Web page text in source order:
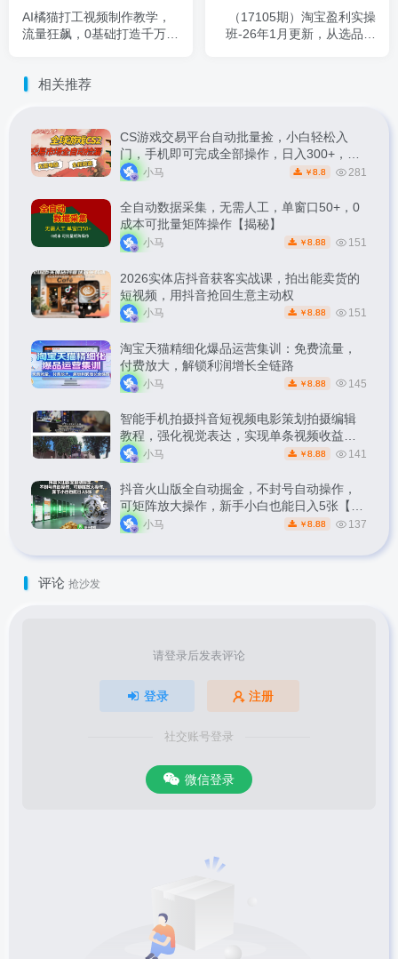
AI橘猫打工视频制作教学，
流量狂飙，0基础打造千万播
（17105期）淘宝盈利实操
班-26年1月更新，从选品、
相关推荐
CS游戏交易平台自动批量捡，小白轻松入
门，手机即可完成全部操作，日入300+，轻
松副业【揭秘】
小马 ￥ 8.8 281
全自动数据采集，无需人工，单窗口50+，0
成本可批量矩阵操作【揭秘】
小马 ￥ 8.88 151
2026实体店抖音获客实战课，拍出能卖货的
短视频，用抖音抢回生意主动权
小马 ￥ 8.88 151
淘宝天猫精细化爆品运营集训：免费流量，
付费放大，解锁利润增长全链路
小马 ￥ 8.88 145
智能手机拍摄抖音短视频电影策划拍摄编辑
教程，强化视觉表达，实现单条视频收益破
1k
小马 ￥ 8.88 141
抖音火山版全自动掘金，不封号自动操作，
可矩阵放大操作，新手小白也能日入5张【揭
秘】小马 ￥ 8.88 137
评论 抢沙发
请登录后发表评论
登录 注册
社交账号登录
微信登录